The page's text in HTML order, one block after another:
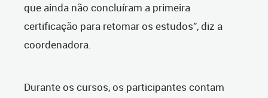
que ainda não concluíram a primeira
certificação para retomar os estudos”, diz a
coordenadora.
Durante os cursos, os participantes contam